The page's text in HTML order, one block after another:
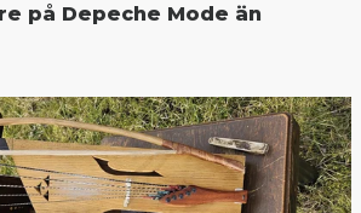
på Depeche Mode än